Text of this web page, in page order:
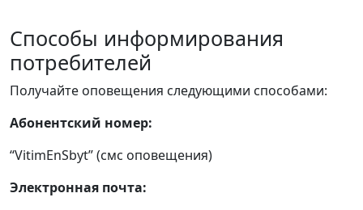
Способы информирования
потребителей
Получайте оповещения следующими способами:
Абонентский номер:
“VitimEnSbyt” (смс оповещения)
Электронная почта: